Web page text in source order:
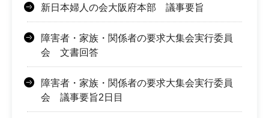
新日本婦人の会大阪府本部 議事要旨
障害者・家族・関係者の要求大集会実行委員
会 文書回答
障害者・家族・関係者の要求大集会実行委員
会 議事要旨2日目